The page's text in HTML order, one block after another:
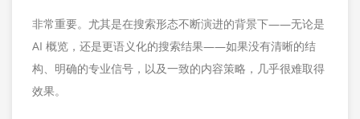
非常重要。尤其是在搜索形态不断演进的背景下——无论是
AI 概览，还是更语义化的搜索结果——如果没有清晰的结
构、明确的专业信号，以及一致的内容策略，几乎很难取得
效果。